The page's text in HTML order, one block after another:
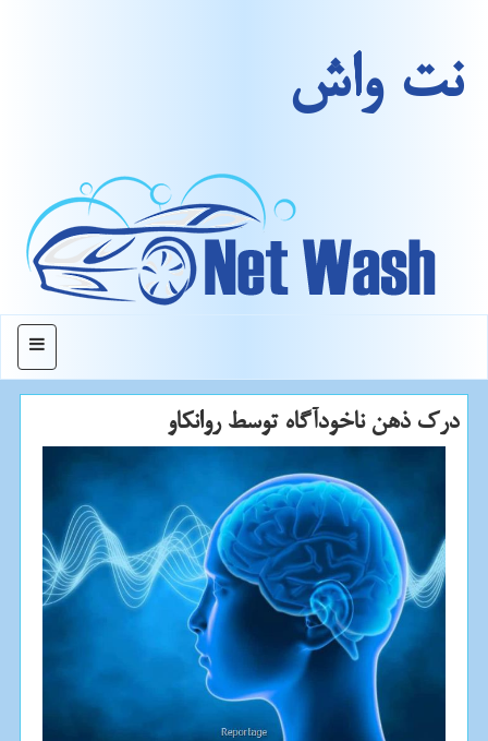
نت واش
منو
درك ذهن ناخودآگاه توسط روانكاو